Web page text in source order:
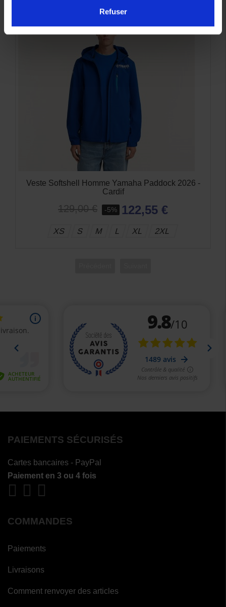
Refuser
Veste Softshell Homme Yamaha Paddock 2026 -
Cardif
129,00 € -5% 122,55 €
XS S M L XL 2XL
PAIEMENTS SÉCURISÉS
Cartes bancaires - PayPal
Paiement en 3 ou 4 fois
COMMANDES
Paiements
Livraisons
Comment renvoyer des articles